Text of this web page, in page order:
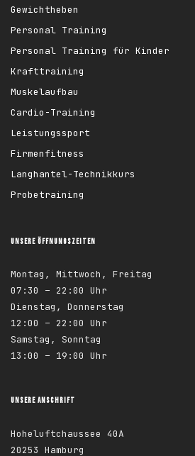
Gewichtheben
Personal Training
Personal Training für Kinder
Krafttraining
Muskelaufbau
Cardio-Training
Leistungssport
Firmenfitness
Langhantel-Technikkurs
Probetraining
UNSERE ÖFFNUNGSZEITEN
Montag, Mittwoch, Freitag
07:30 – 22:00 Uhr
Dienstag, Donnerstag
12:00 – 22:00 Uhr
Samstag, Sonntag
13:00 – 19:00 Uhr
UNSERE ANSCHRIFT
Hoheluftchaussee 40A
20253 Hamburg